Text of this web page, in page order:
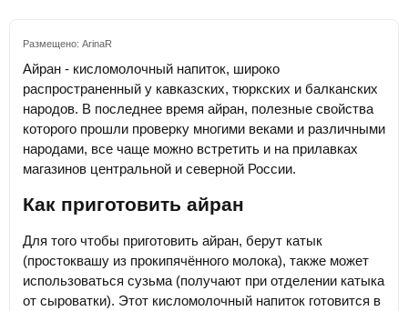
Размещено: ArinaR
Айран - кисломолочный напиток, широко
распространенный у кавказских, тюркских и балканских
народов. В последнее время айран, полезные свойства
которого прошли проверку многими веками и различными
народами, все чаще можно встретить и на прилавках
магазинов центральной и северной России.
Как приготовить айран
Для того чтобы приготовить айран, берут катык
(простоквашу из прокипячённого молока), также может
использоваться сузьма (получают при отделении катыка
от сыроватки). Этот кисломолочный напиток готовится в